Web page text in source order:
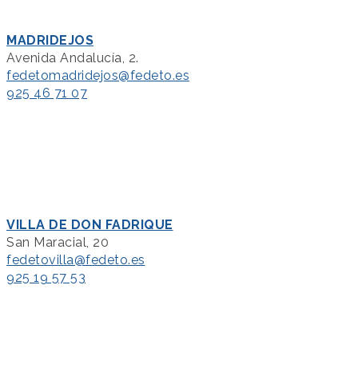
MADRIDEJOS
Avenida Andalucía, 2.
fedetomadridejos@fedeto.es
925 46 71 07
VILLA DE DON FADRIQUE
San Maracial, 20
fedetovilla@fedeto.es
925 19 57 53